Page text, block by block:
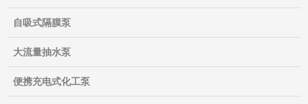
自吸式隔膜泵
大流量抽水泵
便携充电式化工泵